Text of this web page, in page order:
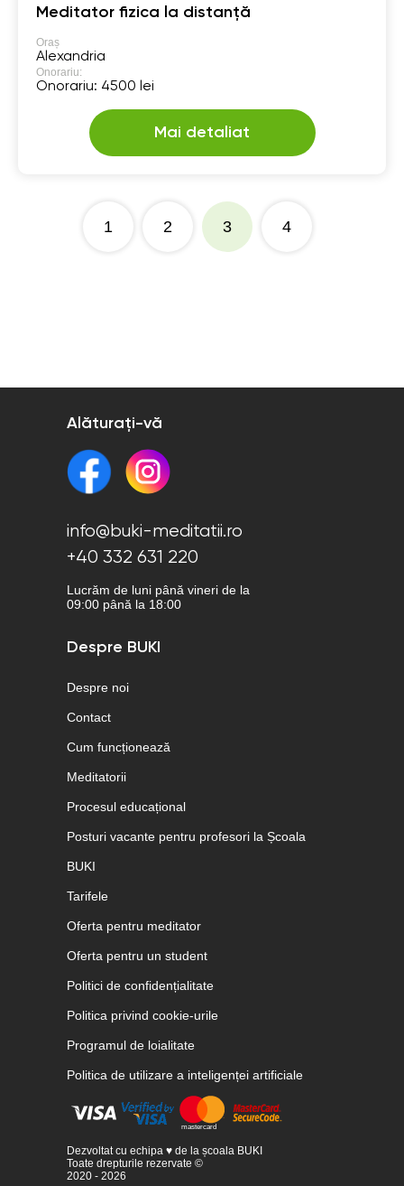
Meditator fizica la distanță
Oraș
Alexandria
Onorariu:
Onorariu: 4500 lei
Mai detaliat
1 2 3 4
Alăturați-vă
info@buki-meditatii.ro
+40 332 631 220
Lucrăm de luni până vineri de la
09:00 până la 18:00
Despre BUKI
Despre noi
Contact
Cum funcționează
Meditatorii
Procesul educațional
Posturi vacante pentru profesori la Școala
BUKI
Tarifele
Oferta pentru meditator
Oferta pentru un student
Politici de confidențialitate
Politica privind cookie-urile
Programul de loialitate
Politica de utilizare a inteligenței artificiale
Dezvoltat cu echipa ♥ de la școala BUKI
Toate drepturile rezervate ©
2020 - 2026